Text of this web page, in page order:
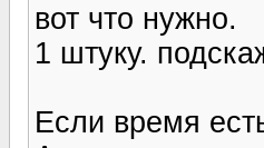
вот что нужно.
1 штуку.
Если время